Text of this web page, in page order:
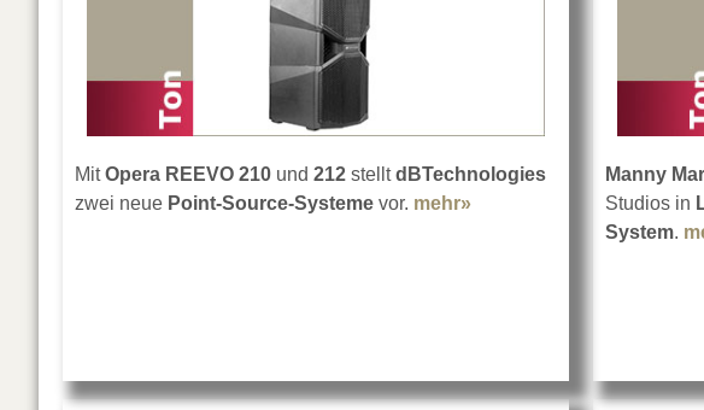
MitOpera REEVO 210 und 212 stelltdBTechnologies
zwei neue Point-Source-Systeme vor. mehr» about Erfindet
Manny
Studios in
System.